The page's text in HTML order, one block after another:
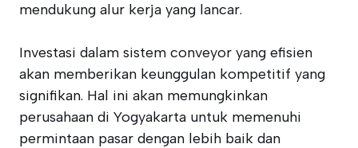
mendukung alur kerja yang lancar.
Investasi dalam sistem conveyor yang efisien
akan memberikan keunggulan kompetitif yang
signifikan. Hal ini akan memungkinkan
perusahaan di Yogyakarta untuk memenuhi
permintaan pasar dengan lebih baik dan